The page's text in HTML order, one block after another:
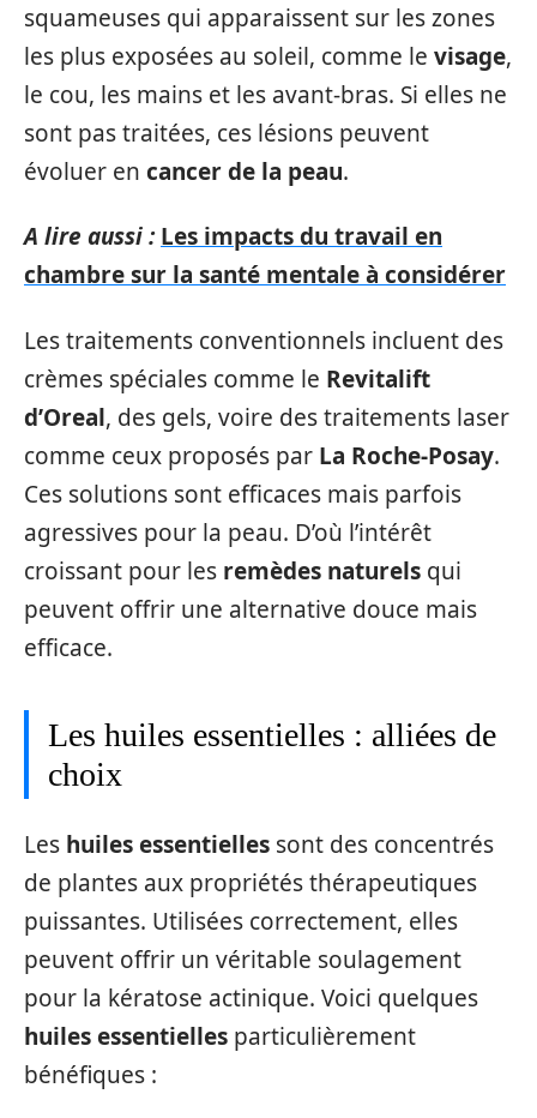
squameuses qui apparaissent sur les zones
les plus exposées au soleil, comme le visage,
le cou, les mains et les avant-bras. Si elles ne
sont pas traitées, ces lésions peuvent
évoluer en cancer de la peau.
A lire aussi : Les impacts du travail en
chambre sur la santé mentale à considérer
Les traitements conventionnels incluent des
crèmes spéciales comme le Revitalift
d’Oreal, des gels, voire des traitements laser
comme ceux proposés par La Roche-Posay.
Ces solutions sont efficaces mais parfois
agressives pour la peau. D’où l’intérêt
croissant pour les remèdes naturels qui
peuvent offrir une alternative douce mais
efficace.
Les huiles essentielles : alliées de
choix
Les huiles essentielles sont des concentrés
de plantes aux propriétés thérapeutiques
puissantes. Utilisées correctement, elles
peuvent offrir un véritable soulagement
pour la kératose actinique. Voici quelques
huiles essentielles particulièrement
bénéfiques :